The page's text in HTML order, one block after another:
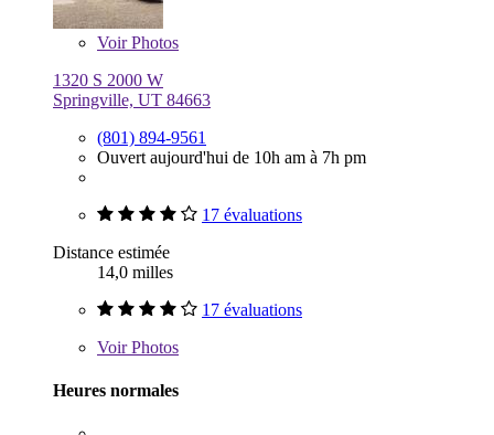
VoirPhotos
1320 S 2000 W
Springville, UT 84663
(801) 894-9561
Ouvert aujourd'hui de 10h am à 7h pm
17 évaluations
Distance estimée
14,0 milles
17 évaluations
VoirPhotos
Heures normales